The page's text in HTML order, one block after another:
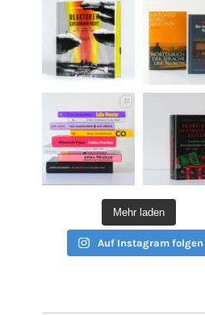
Mehr laden
Auf Instagram folgen